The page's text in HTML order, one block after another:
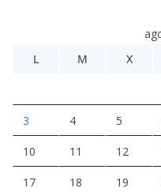
L
M X
3 4 5
10 11 12
17 18 19